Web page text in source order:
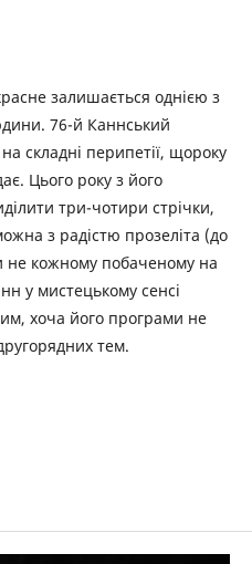
залишається однією з
76-й Каннський
складні перипетії, щороку
Цього року з його
три-чотири стрічки,
з радістю прозеліта (до
не кожному побаченому на
у мистецькому сенсі
хоча його програми не
тем.